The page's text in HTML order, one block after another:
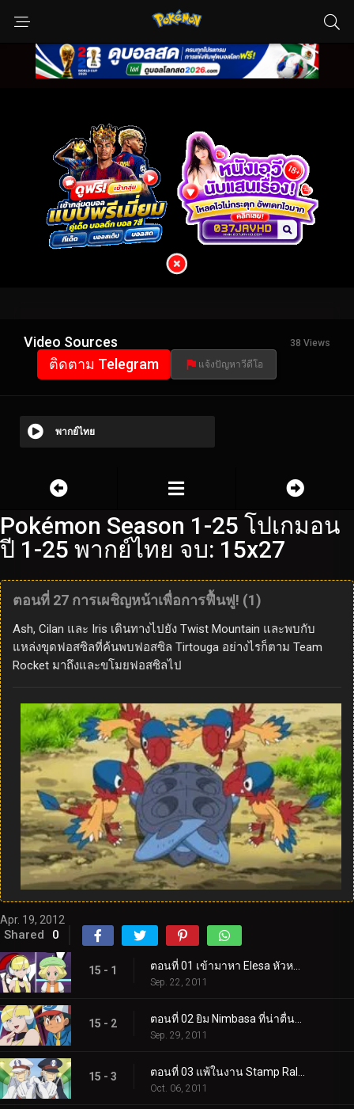
Video Sources 38 Views
ติดตาม Telegram แจ้งปัญหาวีดีโอ
พากย์ไทย
Pokémon Season 1-25 โปเกมอน
ปี 1-25 พากย์ไทย จบ: 15x27
ตอนที่ 27 การเผชิญหน้าเพื่อการฟื้นฟู! (1)
Ash, Cilan และ Iris เดินทางไปยัง Twist Mountain และพบกับ
แหล่งขุดฟอสซิลที่ค้นพบฟอสซิล Tirtouga อย่างไรก็ตาม Team
Rocket มาถึงและขโมยฟอสซิลไป
Apr. 19, 2012
Shared 0
15 - 1
Sep. 22, 2011
15 - 2
Sep. 29, 2011
15 - 3
Oct. 06, 2011